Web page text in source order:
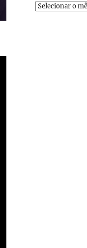
Arquivos